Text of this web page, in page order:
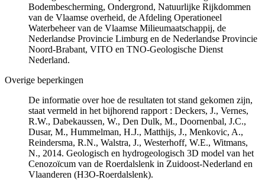
Bodembescherming, Ondergrond, Natuurlijke Rijkdommen
van de Vlaamse overheid, de Afdeling Operationeel
Waterbeheer van de Vlaamse Milieumaatschappij, de
Nederlandse Provincie Limburg en de Nederlandse Provincie
Noord-Brabant, VITO en TNO-Geologische Dienst
Nederland.
Overige beperkingen
De informatie over hoe de resultaten tot stand gekomen zijn,
staat vermeld in het bijhorend rapport : Deckers, J., Vernes,
R.W., Dabekaussen, W., Den Dulk, M., Doornenbal, J.C.,
Dusar, M., Hummelman, H.J., Matthijs, J., Menkovic, A.,
Reindersma, R.N., Walstra, J., Westerhoff, W.E., Witmans,
N., 2014. Geologisch en hydrogeologisch 3D model van het
Cenozoïcum van de Roerdalslenk in Zuidoost-Nederland en
Vlaanderen (H3O-Roerdalslenk).